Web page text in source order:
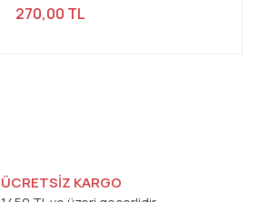
270,00 TL
ÜCRETSİZ KARGO